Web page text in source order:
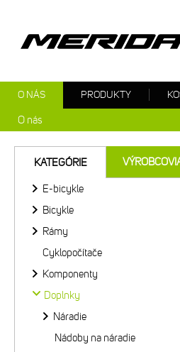
KATEGÓRIE
E-bicykle
Bicykle
Rámy
Cyklopočítače
Komponenty
Doplnky
Náradie
Nádoby na náradie
O NÁS
O nás
PRODUKTY